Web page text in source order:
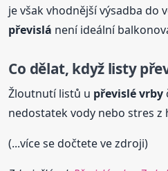
je však vhodnější výsadba do
převislá není ideální
Co dělat, když listy
Žloutnutí listů u převislé vrby
nedostatek vody nebo stres z
(...více se dočtete ve zdroji)